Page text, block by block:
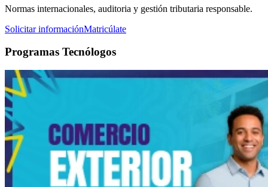
Normas internacionales, auditoria y gestión tributaria responsable.
Solicitar informaciónMatricúlate
Programas Tecnólogos